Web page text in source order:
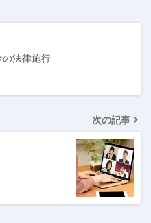
の法律施行
次の記事